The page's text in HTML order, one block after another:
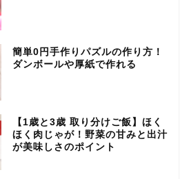
簡単0円手作りパズルの作り方！
ダンボールや厚紙で作れる
【1歳と3歳 取り分けご飯】ほく
ほく肉じゃが！野菜の甘みと出汁
が美味しさのポイント